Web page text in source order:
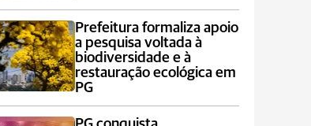
Prefeitura formaliza apoio
a pesquisa voltada à
biodiversidade e à
restauração ecológica em
PG